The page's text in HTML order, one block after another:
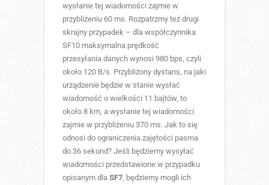
wysłanie tej wiadomości zajmie w
przybliżeniu 60 ms. Rozpatrzmy też drugi
skrajny przypadek – dla współczynnika
SF10 maksymalna prędkość
przesyłania danych wynosi 980 bps, czyli
około 120 B/s. Przybliżony dystans, na jaki
urządzenie będzie w stanie wysłać
wiadomość o wielkości 11 bajtów, to
około 8 km, a wysłanie tej wiadomości
zajmie w przybliżeniu 370 ms. Jak to się
odnosi do ograniczenia zajętości pasma
do 36 sekund? Jeśli będziemy wysyłać
wiadomości przedstawione w przypadku
opisanym dla SF7 , będziemy mogli ich